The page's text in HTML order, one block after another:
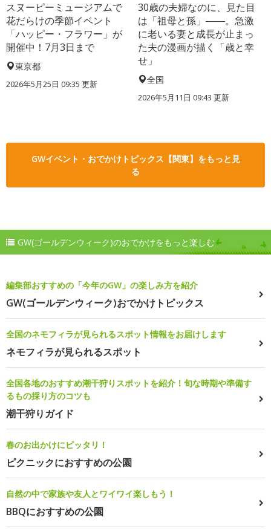
スヌーピーミュージアムで
花だらけの季節イベント
「ハッピー・フラワー」が
開催中！7月3日まで
東京都
2026年5月25日 09:35 更新
30歳の夫婦なのに、見た目
は「祖母と孫」――。急激
に老いる妻と成長が止まっ
た夫の漫画が描く「歳と幸
せ」
全国
2026年5月11日 09:43 更新
GWイベント・おでかけトピックス【関東】をもっと見
る
GW(ゴールデンウィーク)のおでかけをもっと楽しむ
編集部おすすめの「今年のGW」の楽しみ方を紹介
GW(ゴールデンウィーク)おでかけトピックス
全国のネモフィラが見られるスポット情報をお届けします
ネモフィラが見られるスポット
全国各地のおすすめ潮干狩りスポットを紹介！旬な時期や準備す
るもの採り方のコツも
潮干狩りガイド
春のお出かけにピッタリ！
ピクニックにおすすめの公園
自然の中で家族や友人とワイワイ楽しもう！
BBQにおすすめの公園